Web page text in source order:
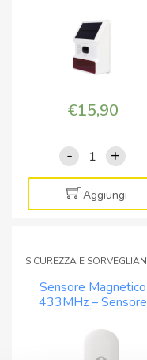
12Vcc
quantità
€15,90
-
SafeHouse
HS006
Sirena
solare
esterno
quantità
+
Aggiungi
SICUREZZA E
Sensore Magnetico
433MHz – Sensore
finestre